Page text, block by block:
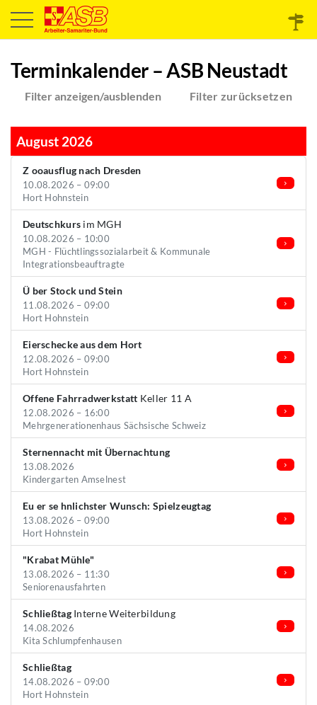
Terminkalender – ASB Neustadt
Filter anzeigen/ausblenden Filter zurücksetzen
August 2026
Z ooausflug nach Dresden
10.08.2026 – 09:00
Hort Hohnstein
Deutschkurs im MGH
10.08.2026 – 10:00
MGH - Flüchtlingssozialarbeit & Kommunale
Integrationsbeauftragte
Ü ber Stock und Stein
11.08.2026 – 09:00
Hort Hohnstein
Eierschecke aus dem Hort
12.08.2026 – 09:00
Hort Hohnstein
Offene Fahrradwerkstatt Keller 11 A
12.08.2026 – 16:00
Mehrgenerationenhaus Sächsische Schweiz
Sternennacht mit Übernachtung
13.08.2026
Kindergarten Amselnest
Eu er se hnlichster Wunsch: Spielzeugtag
13.08.2026 – 09:00
Hort Hohnstein
"Krabat Mühle"
13.08.2026 – 11:30
Seniorenausfahrten
SchließtagInterne Weiterbildung
14.08.2026
Kita Schlumpfenhausen
Schließtag
14.08.2026 – 09:00
Hort Hohnstein